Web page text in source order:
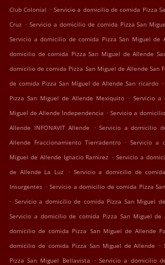
Club Colonial . Servicio a domicilio de comida Pizza
Cruz . Servicio a domicilio de comida Pizza San
Servicio a domicilio de comida Pizza San Miguel de
domicilio de comida Pizza San Miguel de Allende
domicilio de comida Pizza San Miguel de Allende San
de comida Pizza San Miguel de Allende San ricardo .
Pizza San Miguel de Allende Mexiquito . Servicio a
Miguel de Allende Independencia . Servicio a
Allende INFONAVIT Allende
. Servicio a domicilio
Allende Fraccionamiento Tierradentro . Servicio a
Miguel de Allende Ignacio Ramirez . Servicio a
de Allende La Luz . Servicio a domicilio de
Insurgentes . Servicio a domicilio de comida Pizza
. Servicio a domicilio de comida Pizza San Miguel
Servicio a domicilio de comida Pizza San Miguel de
domicilio de comida Pizza San Miguel de Allende
domicilio de comida Pizza San Miguel de Allende
.
Pizza San Miguel Bellavista . Servicio a domicilio